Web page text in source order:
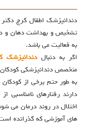
دندانپزشک اطفال کرج
تشخیص و بهداشت دهان و
به فعالیت می باشد.
اگر به دنبالدندانپزشک
متخصص دندانپزشکی
به طور حتم برخی از
دارند رفتارهای نامناسبی
اختلال در روند درمان می
های آموزشی که گذرانده